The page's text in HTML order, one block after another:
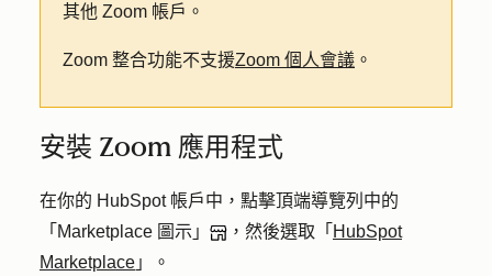
其他 Zoom 帳戶。
Zoom 整合功能不支援Zoom 個人會議 。
安裝 Zoom 應用程式
在你的 HubSpot 帳戶中，點擊頂端導覽列中的
「Marketplace 圖示」
，然後選取「 HubSpot
Marketplace 」。